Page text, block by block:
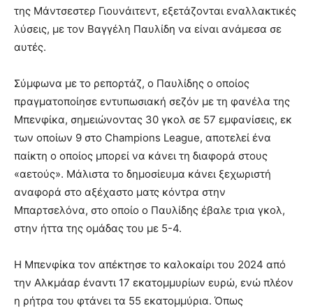
της Μάντσεστερ Γιουνάιτεντ, εξετάζονται εναλλακτικές
λύσεις, με τον Βαγγέλη Παυλίδη να είναι ανάμεσα σε
αυτές.
Σύμφωνα με το ρεπορτάζ, ο Παυλίδης ο οποίος
πραγματοποίησε εντυπωσιακή σεζόν με τη φανέλα της
Μπενφίκα, σημειώνοντας 30 γκολ σε 57 εμφανίσεις, εκ
των οποίων 9 στο Champions League, αποτελεί ένα
παίκτη ο οποίος μπορεί να κάνει τη διαφορά στους
«αετούς». Μάλιστα το δημοσίευμα κάνει ξεχωριστή
αναφορά στο αξέχαστο ματς κόντρα στην
Μπαρτσελόνα, στο οποίο ο Παυλίδης έβαλε τρια γκολ,
στην ήττα της ομάδας του με 5-4.
Η Μπενφίκα τον απέκτησε το καλοκαίρι του 2024 από
την Αλκμάαρ έναντι 17 εκατομμυρίων ευρώ, ενώ πλέον
η ρήτρα του φτάνει τα 55 εκατομμύρια. Όπως